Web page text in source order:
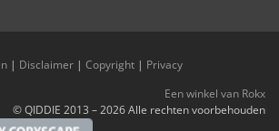
| Disclaimer | Copyright | Privacy
Een winkel van Rokx
© QIDDIE 2013 – 2026 Alle rechten voorbehouden